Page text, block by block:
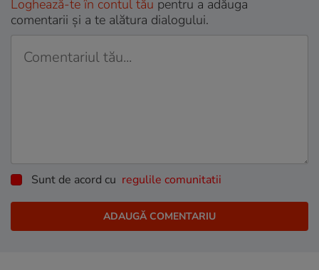
Loghează-te în contul tău pentru a adăuga
comentarii și a te alătura dialogului.
Sunt de acord cu regulile comunitatii